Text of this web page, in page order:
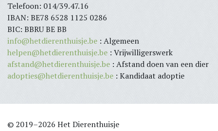
Telefoon: 014/39.47.16
IBAN: BE78 6528 1125 0286
BIC: BBRU BE BB
info@hetdierenthuisje.be : Algemeen
helpen@hetdierenthuisje.be : Vrijwilligerswerk
afstand@hetdierenthuisje.be : Afstand doen van een dier
adopties@hetdierenthuisje.be : Kandidaat adoptie
© 2019–2026 Het Dierenthuisje